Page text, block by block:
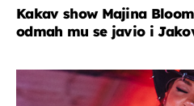
Kakav show Majina
odmah mu se javio i